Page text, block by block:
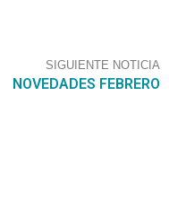
SIGUIENTE NOTICIA
NOVEDADES FEBRERO